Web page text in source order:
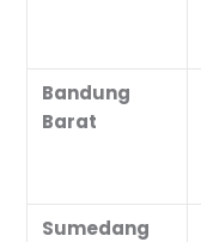
Bandung
Barat
Sumedang